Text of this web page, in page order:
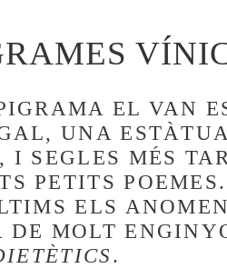
EL VAN
UNA
SEGLES MÉS
PETITS
ELS
MOLT
.